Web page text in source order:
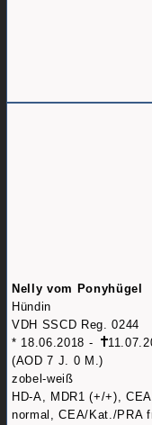
Nelly vom Ponyhügel
Hündin
VDH SSCD Reg. 0244
* 18.06.2018 -
(AOD 7 J. 0 M.)
zobel-weiß
HD-A, MDR1 (+/+),
normal, CEA/Kat./PRA